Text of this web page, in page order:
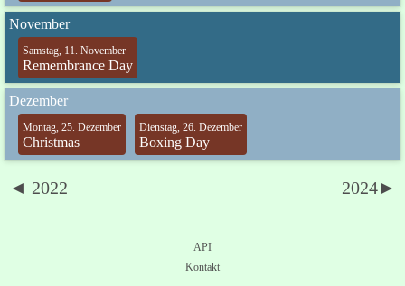
November
Samstag, 11. November
Remembrance Day
Dezember
Montag, 25. Dezember
Christmas
Dienstag, 26. Dezember
Boxing Day
◄ 2022 2024►
API
Kontakt